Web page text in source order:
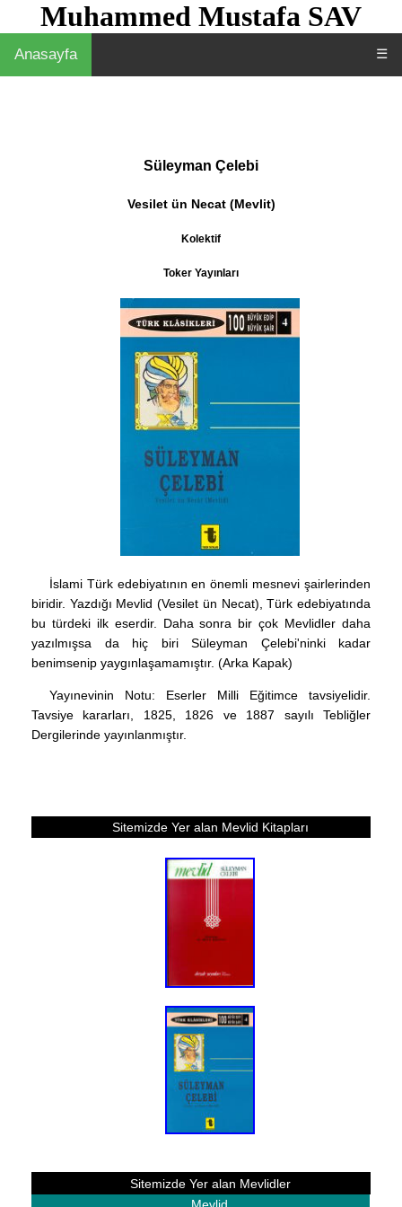
Muhammed Mustafa SAV
Anasayfa ☰
Süleyman Çelebi
Vesilet ün Necat (Mevlit)
Kolektif
Toker Yayınları
İslami Türk edebiyatının en önemli mesnevi şairlerinden
biridir. Yazdığı Mevlid (Vesilet ün Necat), Türk edebiyatında
bu türdeki ilk eserdir. Daha sonra bir çok Mevlidler daha
yazılmışsa da hiç biri Süleyman Çelebi'ninki kadar
benimsenip yaygınlaşamamıştır. (Arka Kapak)
Yayınevinin Notu: Eserler Milli Eğitimce tavsiyelidir.
Tavsiye kararları, 1825, 1826 ve 1887 sayılı Tebliğler
Dergilerinde yayınlanmıştır.
Sitemizde Yer alan Mevlid Kitapları
Sitemizde Yer alan Mevlidler